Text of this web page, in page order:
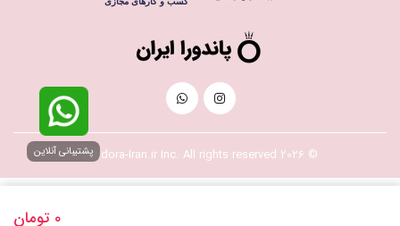
0 تومان
© 2026 Pandora-Iran.ir Inc. All rights reserved پشتیبانی آنلاین